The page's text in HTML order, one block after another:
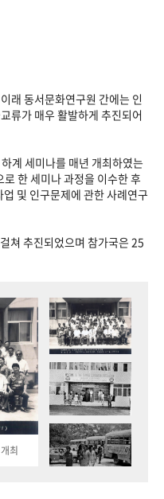
래 동서문화연구원 간에는 인
류가 매우 활발하게 추진되어
계 세미나를 매년 개최하였는
한 세미나 과정을 이수한 후
및 인구문제에 관한 사례연구
쳐 추진되었으며 참가국은 25
최